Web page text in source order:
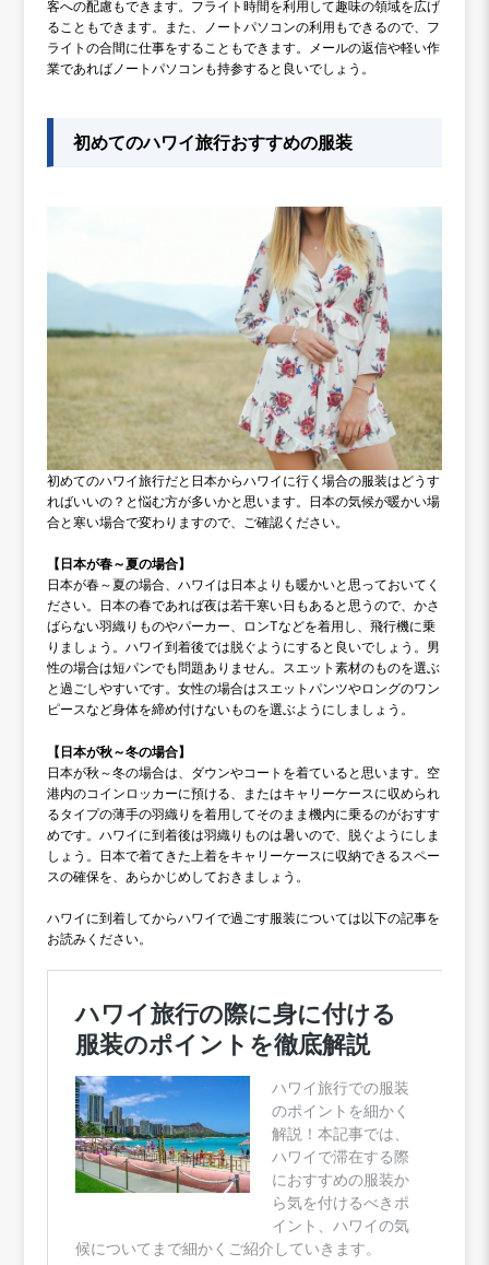
客への配慮もできます。フライト時間を利用して趣味の領域を広げ
ることもできます。また、ノートパソコンの利用もできるので、フ
ライトの合間に仕事をすることもできます。メールの返信や軽い作
業であればノートパソコンも持参すると良いでしょう。
初めてのハワイ旅行おすすめの服装
初めてのハワイ旅行だと日本からハワイに行く場合の服装はどうす
ればいいの？と悩む方が多いかと思います。日本の気候が暖かい場
合と寒い場合で変わりますので、ご確認ください。
【日本が春～夏の場合】
日本が春～夏の場合、ハワイは日本よりも暖かいと思っておいてく
ださい。日本の春であれば夜は若干寒い日もあると思うので、かさ
ばらない羽織りものやパーカー、ロンTなどを着用し、飛行機に乗
りましょう。ハワイ到着後では脱ぐようにすると良いでしょう。男
性の場合は短パンでも問題ありません。スエット素材のものを選ぶ
と過ごしやすいです。女性の場合はスエットパンツやロングのワン
ピースなど身体を締め付けないものを選ぶようにしましょう。
【日本が秋～冬の場合】
日本が秋～冬の場合は、ダウンやコートを着ていると思います。空
港内のコインロッカーに預ける、またはキャリーケースに収められ
るタイプの薄手の羽織りを着用してそのまま機内に乗るのがおすす
めです。ハワイに到着後は羽織りものは暑いので、脱ぐようにしま
しょう。日本で着てきた上着をキャリーケースに収納できるスペー
スの確保を、あらかじめしておきましょう。
ハワイに到着してからハワイで過ごす服装については以下の記事を
お読みください。